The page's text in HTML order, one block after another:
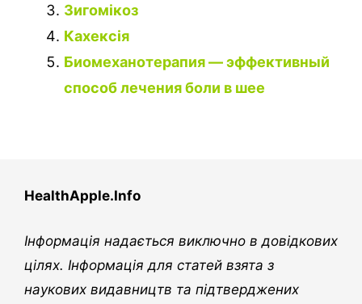
Зигомікоз
Кахексія
Биомеханотерапия — эффективный
способ лечения боли в шее
HealthApple.Info
Інформація надається виключно в довідкових
цілях. Інформація для статей взята з
наукових видавництв та підтверджених